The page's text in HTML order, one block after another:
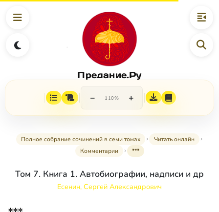
Предание.Ру
− 110% +
Полное собрание сочинений в семи томах
Читать онлайн
Комментарии
***
Том 7. Книга 1. Автобиографии, надписи и др
Есенин, Сергей Александрович